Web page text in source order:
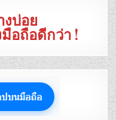
งบ่อย
อถือดีกว่า !